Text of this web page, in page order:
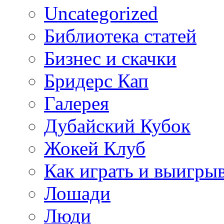
Uncategorized
Библиотека статей
Бизнес и скачки
Бридерс Кап
Галерея
Дубайский Кубок
Жокей Клуб
Как играть и
Лошади
Люди